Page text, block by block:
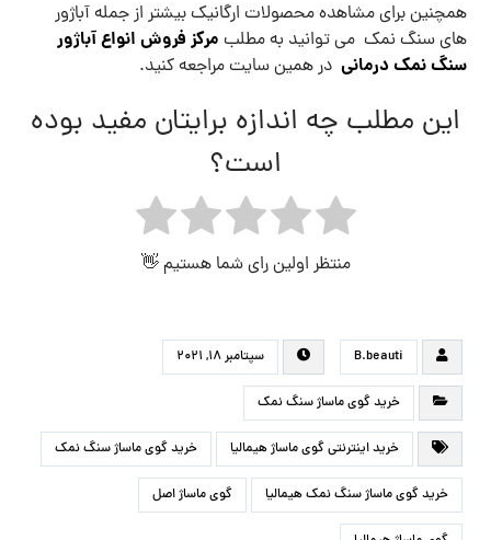
همچنین برای مشاهده محصولات ارگانیک بیشتر از جمله آباژور
های سنگ نمک می توانید به مطلب مرکز فروش انواع آباژور
سنگ نمک درمانی در همین سایت مراجعه کنید.
این مطلب چه اندازه برایتان مفید بوده
است؟
منتظر اولین رای شما هستیم 👋
B.beauti سپتامبر ۱۸, ۲۰۲۱
خرید گوی ماساژ سنگ نمک
خرید اینترنتی گوی ماساژ هیمالیا خرید گوی ماساژ سنگ نمک
خرید گوی ماساژ سنگ نمک هیمالیا گوی ماساژ اصل